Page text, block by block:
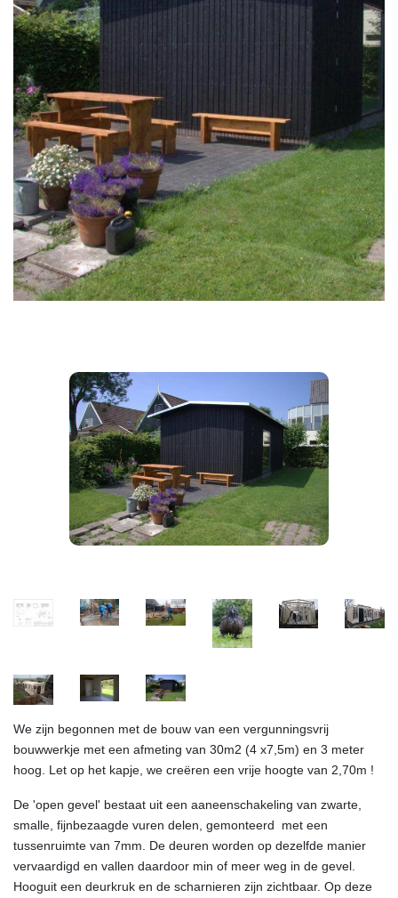
We zijn begonnen met de bouw van een vergunningsvrij
bouwwerkje met een afmeting van 30m2 (4 x7,5m) en 3 meter
hoog. Let op het kapje, we creëren een vrije hoogte van 2,70m !
De 'open gevel' bestaat uit een aaneenschakeling van zwarte,
smalle, fijnbezaagde vuren delen, gemonteerd met een
tussenruimte van 7mm. De deuren worden op dezelfde manier
vervaardigd en vallen daardoor min of meer weg in de gevel.
Hooguit een deurkruk en de scharnieren zijn zichtbaar. Op deze